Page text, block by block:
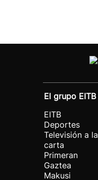
El grupo EITB
EITB
Deportes
Televisión a la
carta
Primeran
Gaztea
Makusi